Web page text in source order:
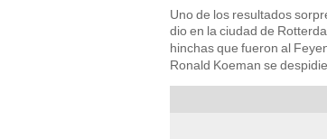
Uno de los resultados
dio en la ciudad de
hinchas que fueron al
Ronald Koeman se